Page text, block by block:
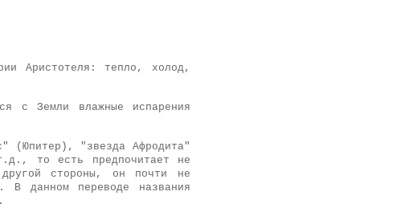
Аристотеля: тепло, холод,
с Земли влажные испарения
(Юпитер), "звезда Афродита"
то есть предпочитает не
стороны, он почти не
В данном переводе названия